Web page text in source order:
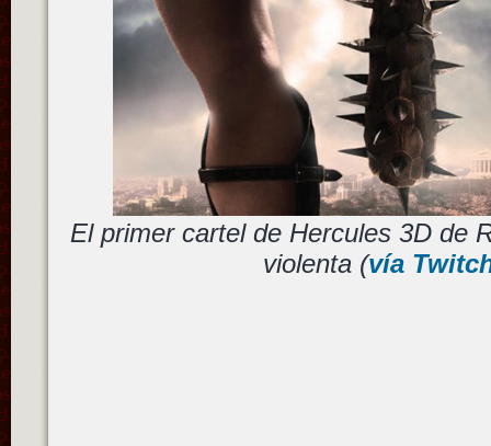
El primer cartel de Hercules 3D de
violenta (vía